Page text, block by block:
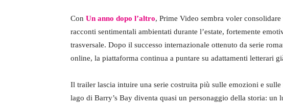
Con Un anno dopo l’altro, Prime Video sembra voler
racconti sentimentali ambientati durante l’estate, fortemente
trasversale. Dopo il successo internazionale ottenuto da serie
online, la piattaforma continua a puntare su adattamenti letterari
Il trailer lascia intuire una serie costruita più sulle emozioni e
lago di Barry’s Bay diventa quasi un personaggio della storia: un